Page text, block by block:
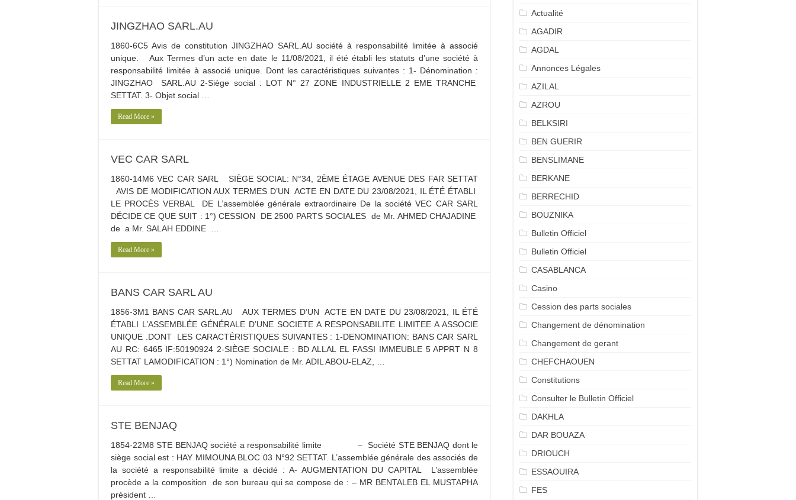
JINGZHAO SARL.AU
1860-6C5 Avis de constitution JINGZHAO SARL.AU société à responsabilité limitée à associé
unique. Aux Termes d’un acte en date le 11/08/2021, il été établi les statuts d’une société à
responsabilité limitée à associé unique. Dont les caractéristiques suivantes : 1- Dénomination :
JINGZHAO SARL.AU 2-Siège social : LOT N° 27 ZONE INDUSTRIELLE 2 EME TRANCHE
SETTAT. 3- Objet social …
Read More »
VEC CAR SARL
1860-14M6 VEC CAR SARL SIÈGE SOCIAL: N°34, 2ÈME ÉTAGE AVENUE DES FAR SETTAT
AVIS DE MODIFICATION AUX TERMES D’UN ACTE EN DATE DU 23/08/2021, IL ÉTÉ ÉTABLI
LE PROCÈS VERBAL DE L’assemblée générale extraordinaire De la société VEC CAR SARL
DÉCIDE CE QUE SUIT : 1°) CESSION DE 2500 PARTS SOCIALES de Mr. AHMED CHAJADINE
de a Mr. SALAH EDDINE …
Read More »
BANS CAR SARL AU
1856-3M1 BANS CAR SARL.AU AUX TERMES D’UN ACTE EN DATE DU 23/08/2021, IL ÉTÉ
ÉTABLI L’ASSEMBLÉE GÉNÉRALE D’UNE SOCIETE A RESPONSABILITE LIMITEE A ASSOCIE
UNIQUE .DONT LES CARACTÉRISTIQUES SUIVANTES : 1-DENOMINATION: BANS CAR SARL
AU RC: 6465 IF:50190924 2-SIÈGE SOCIALE : BD ALLAL EL FASSI IMMEUBLE 5 APPRT N 8
SETTAT LAMODIFICATION : 1°) Nomination de Mr. ADIL ABOU-ELAZ, …
Read More »
STE BENJAQ
1854-22M8 STE BENJAQ société a responsabilité limite – Société STE BENJAQ dont le
siège social est : HAY MIMOUNA BLOC 03 N°92 SETTAT. L’assemblée générale des associés de
la société a responsabilité limite a décidé : A- AUGMENTATION DU CAPITAL L’assemblée
procède a la composition de son bureau qui se compose de : – MR BENTALEB EL MUSTAPHA
président …
Actualité
AGADIR
AGDAL
Annonces Légales
AZILAL
AZROU
BELKSIRI
BEN GUERIR
BENSLIMANE
BERKANE
BERRECHID
BOUZNIKA
Bulletin Officiel
Bulletin Officiel
CASABLANCA
Casino
Cession des parts sociales
Changement de dénomination
Changement de gerant
CHEFCHAOUEN
Constitutions
Consulter le Bulletin Officiel
DAKHLA
DAR BOUAZA
DRIOUCH
ESSAOUIRA
FES